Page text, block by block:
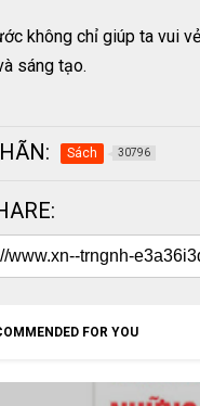
không chỉ giúp ta vui
sáng tạo.
Sách 30796
FOR YOU